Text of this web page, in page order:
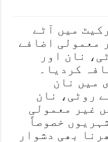
میں آٹے
معمولی اضافے
نان اور
کردیا۔
میں نان
روٹی، نان
غیر معمولی
خصوصاً
بھی دشوار